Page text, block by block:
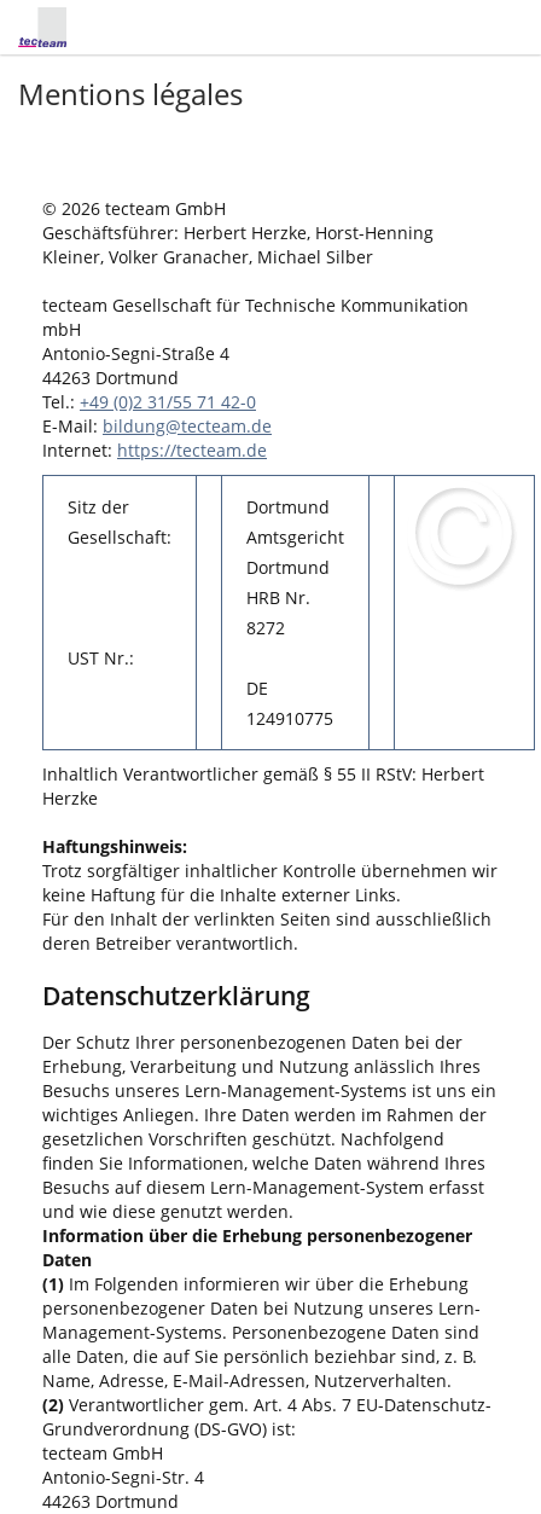
Mentions légales
© 2026 tecteam GmbH
Geschäftsführer: Herbert Herzke, Horst-Henning
Kleiner, Volker Granacher, Michael Silber
tecteam Gesellschaft für Technische Kommunikation
mbH
Antonio-Segni-Straße 4
44263 Dortmund
Tel.: +49 (0)2 31/55 71 42-0
E-Mail: bildung@tecteam.de
Internet: https://tecteam.de
Sitz der
Gesellschaft:
UST Nr.:
Dortmund
Amtsgericht
Dortmund
HRB Nr.
8272
DE
124910775
Inhaltlich Verantwortlicher gemäß § 55 II RStV: Herbert
Herzke
Haftungshinweis:
Trotz sorgfältiger inhaltlicher Kontrolle übernehmen wir
keine Haftung für die Inhalte externer Links.
Für den Inhalt der verlinkten Seiten sind ausschließlich
deren Betreiber verantwortlich.
Datenschutzerklärung
Der Schutz Ihrer personenbezogenen Daten bei der
Erhebung, Verarbeitung und Nutzung anlässlich Ihres
Besuchs unseres Lern-Management-Systems ist uns ein
wichtiges Anliegen. Ihre Daten werden im Rahmen der
gesetzlichen Vorschriften geschützt. Nachfolgend
finden Sie Informationen, welche Daten während Ihres
Besuchs auf diesem Lern-Management-System erfasst
und wie diese genutzt werden.
Information über die Erhebung personenbezogener
Daten
(1) Im Folgenden informieren wir über die Erhebung
personenbezogener Daten bei Nutzung unseres Lern-
Management-Systems. Personenbezogene Daten sind
alle Daten, die auf Sie persönlich beziehbar sind, z. B.
Name, Adresse, E-Mail-Adressen, Nutzerverhalten.
(2) Verantwortlicher gem. Art. 4 Abs. 7 EU-Datenschutz-
Grundverordnung (DS-GVO) ist:
tecteam GmbH
Antonio-Segni-Str. 4
44263 Dortmund